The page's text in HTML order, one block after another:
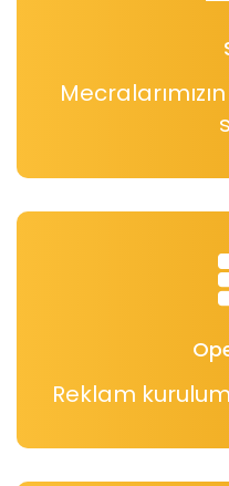
Reklam